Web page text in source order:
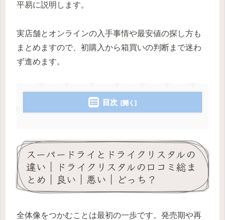
平易に説明します。
実店舗とオンラインの入手事情や最安値の探し方も
まとめますので、初購入から箱買いの判断まで迷わ
ず進めます。
目次
スーパードライとドライクリスタルの
違い｜ドライクリスタルの口コミ総ま
とめ｜良い｜悪い｜どっち？
全体像をつかむことは最初の一歩です。発売期や再